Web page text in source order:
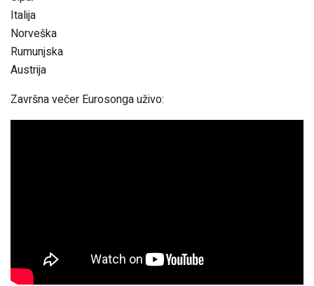
Italija
Norveška
Rumunjska
Austrija
Završna večer Eurosonga uživo: